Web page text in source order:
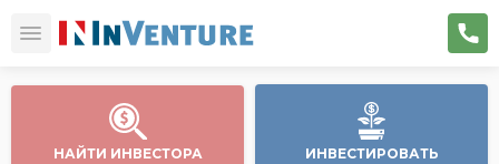
НАЙТИ ИНВЕСТОРА ИНВЕСТИРОВАТЬ